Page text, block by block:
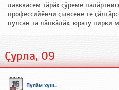
лавккасем тӑрӑх ҫӳреме
профессийӗнчи ҫынсене те
пулсан та лӑпкӑлӑх, юрату пирки
Ҫурла, 09
Пулӑм хуш...